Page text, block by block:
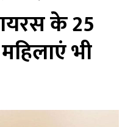
के 25
भी